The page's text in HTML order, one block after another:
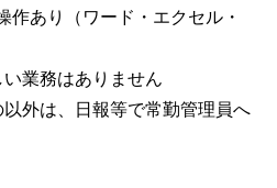
あり（ワード・エクセル・
業務はありません
外は、日報等で常勤管理員へ